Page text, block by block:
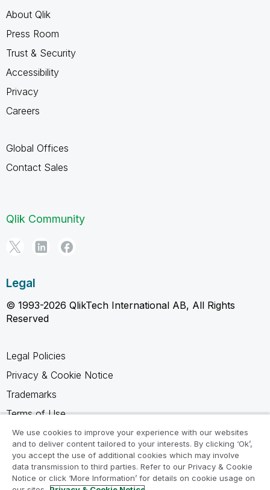
About Qlik
Press Room
Trust & Security
Accessibility
Privacy
Careers
Global Offices
Contact Sales
Qlik Community
Legal
© 1993-2026 QlikTech International AB, All Rights
Reserved
Legal Policies
Privacy & Cookie Notice
Trademarks
Terms of Use
Legal Agreements
Product Terms
Do not share my info
We use cookies to improve your experience with our websites
and to deliver content tailored to your interests. By clicking ‘Ok’,
you accept the use of additional cookies which may involve
data transmission to third parties. Refer to our Privacy & Cookie
Notice or click ‘More Information’ for details on cookie usage on